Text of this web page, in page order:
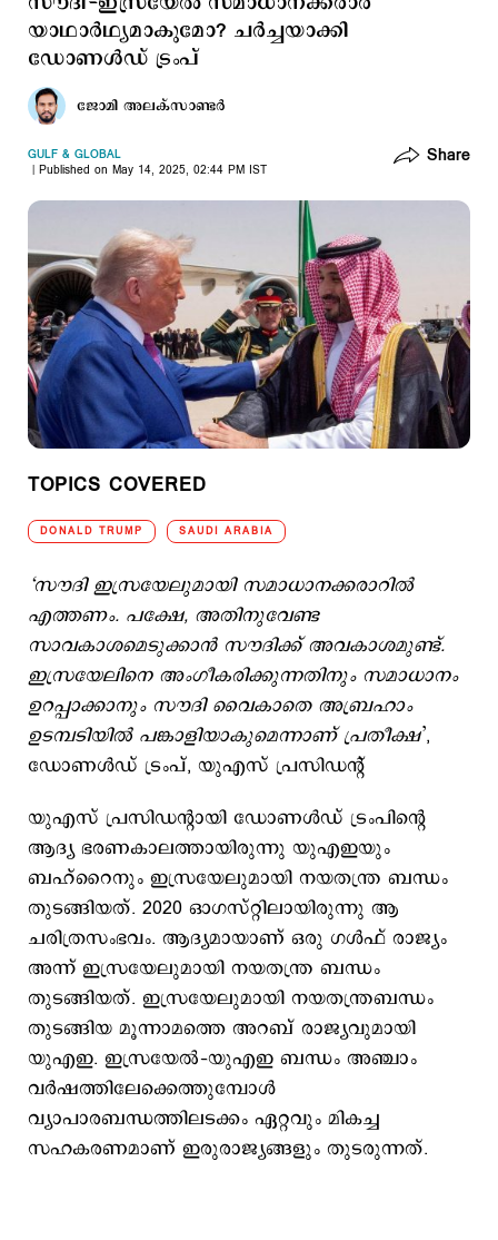
യാഥാര്‍ഥ്യമാകുമോ? ചര്‍ച്ചയാക്കി
ഡോണള്‍ഡ് ട്രംപ്
ജോമി അലക്സാണ്ടര്‍
GULF & GLOBAL
Published on May 14, 2025, 02:44 PM IST
Share
TOPICS COVERED
DONALD TRUMP SAUDI ARABIA
‘സൗദി ഇസ്രയേലുമായി സമാധാനക്കരാറില്‍
എത്തണം. പക്ഷേ, അതിനുവേണ്ട
സാവകാശമെടുക്കാന്‍ സൗദിക്ക് അവകാശമുണ്ട്.
ഇസ്രയേലിനെ അംഗീകരിക്കുന്നതിനും സമാധാനം
ഉറപ്പാക്കാനും സൗദി വൈകാതെ അബ്രഹാം
ഉടമ്പടിയില്‍ പങ്കാളിയാകുമെന്നാണ് പ്രതീക്ഷ’,
ഡോണള്‍ഡ് ട്രംപ്, യുഎസ് പ്രസിഡന്റ്
യുഎസ് പ്രസിഡന്റായി ഡോണള്‍ഡ് ട്രംപിന്‍റെ
ആദ്യ ഭരണകാലത്തായിരുന്നു യുഎഇയും
ബഹ്റൈനും ഇസ്രയേലുമായി നയതന്ത്ര ബന്ധം
തുടങ്ങിയത്. 2020 ഓഗസ്റ്റിലായിരുന്നു ആ
ചരിത്രസംഭവം. ആദ്യമായാണ് ഒരു ഗള്‍ഫ് രാജ്യം
അന്ന് ഇസ്രയേലുമായി നയതന്ത്ര ബന്ധം
തുടങ്ങിയത്. ഇസ്രയേലുമായി നയതന്ത്രബന്ധം
തുടങ്ങിയ മൂന്നാമത്തെ അറബ് രാജ്യവുമായി
യുഎഇ. ഇസ്രയേല്‍–യുഎഇ ബന്ധം അഞ്ചാം
വര്‍ഷത്തിലേക്കെത്തുമ്പോള്‍
വ്യാപാരബന്ധത്തിലടക്കം ഏറ്റവും മികച്ച
സഹകരണമാണ് ഇരുരാജ്യങ്ങളും തുടരുന്നത്.